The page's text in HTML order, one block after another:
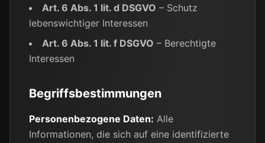
Art. 6 Abs. 1 lit. d DSGVO – Schutz
lebenswichtiger Interessen
Art. 6 Abs. 1 lit. f DSGVO – Berechtigte
Interessen
Begriffsbestimmungen
Personenbezogene Daten: Alle
Informationen, die sich auf eine identifizierte